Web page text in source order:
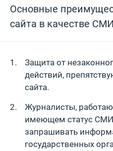
Основные
сайта в качестве СМИ
Защита от
действий,
сайта.
Журналисты,
имеющем статус
запрашивать
государственных